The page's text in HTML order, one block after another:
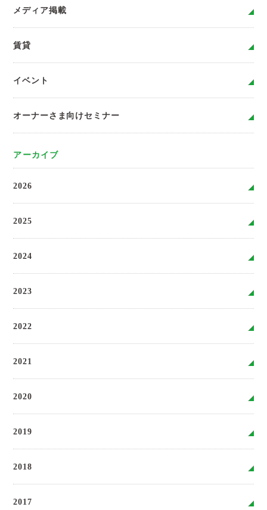
メディア掲載
賃貸
イベント
オーナーさま向けセミナー
アーカイブ
2026
2025
2024
2023
2022
2021
2020
2019
2018
2017